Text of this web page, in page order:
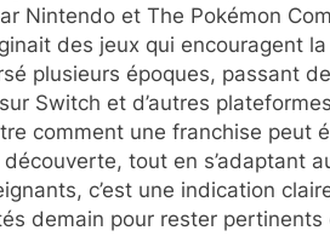
Nintendo et The Pokémon
des jeux qui encouragent
plusieurs époques, passant
Switch et d’autres
comment une franchise peut
tout en s’adaptant
c’est une indication
demain pour rester